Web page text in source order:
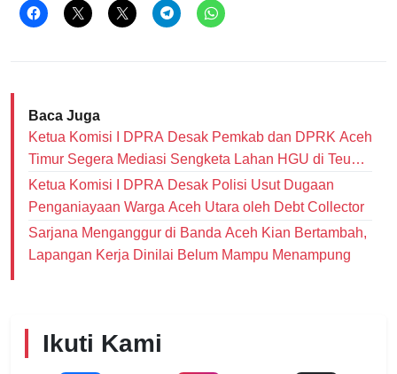
Baca Juga
Ketua Komisi I DPRA Desak Pemkab dan DPRK Aceh
Timur Segera Mediasi Sengketa Lahan HGU di Teupin
Raya
Ketua Komisi I DPRA Desak Polisi Usut Dugaan
Penganiayaan Warga Aceh Utara oleh Debt Collector
‎Sarjana Menganggur di Banda Aceh Kian Bertambah,
Lapangan Kerja Dinilai Belum Mampu Menampung
Ikuti Kami